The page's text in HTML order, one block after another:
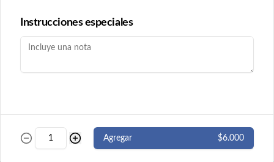
$5.500
$5.500
Instrucciones especiales
Agregar $6.000